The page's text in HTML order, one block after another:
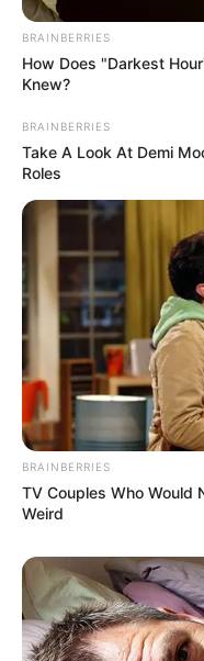
BRAINBERRIES
How Does "Darkest
Knew?
BRAINBERRIES
Take A Look At Demi
Roles
BRAINBERRIES
TV Couples Who Would
Weird